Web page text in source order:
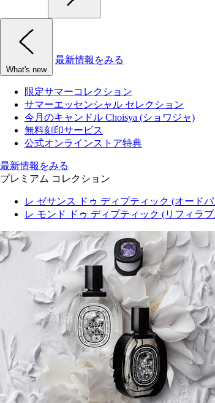
What's new
最新情報をみる
限定サマーコレクション
サマーエッセンシャル セレクション
今月のキャンドル Choisya (ショワジャ)
無料刻印サービス
公式オンラインストア特典
最新情報をみる
プレミアム コレクション
レ ゼサンス ドゥ ディプティック (オード
レ モンド ドゥ ディプティック (リフィラ